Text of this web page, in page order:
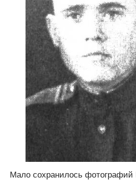
Мало сохранилось фотографий